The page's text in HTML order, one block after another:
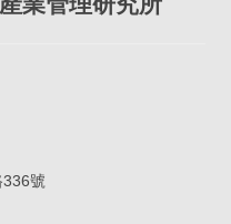
號